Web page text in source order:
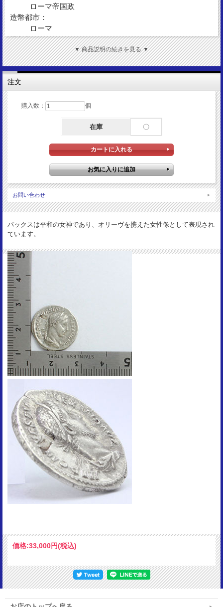
ローマ帝国政
造幣都市：
ローマ
発行年：
AD227
額 面：
デナリウス
金 性：
アレクサンデル・セウェルス帝
パックス女神立像
19mm
2.88g
資 料：
RC7904/RSC319/RIC67
状 態：
VF- flan flaw
▼ 商品説明の続きを見る ▼
注文
購入数： 個
在庫 〇
お問い合わせ
パックスは平和の女神であり、オリーヴを携えた女性像として表現され
ています。
価格:33,000円(税込)